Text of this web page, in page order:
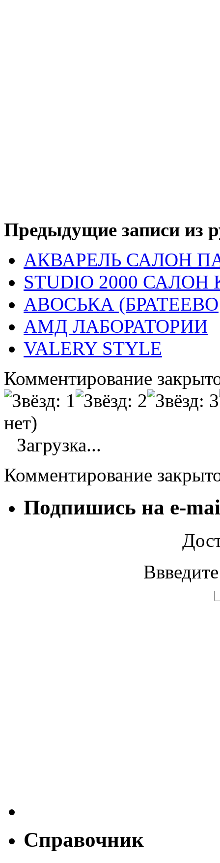
Предыдущие записи из
АКВАРЕЛЬ САЛОН
STUDIO 2000
АВОСЬКА (БРАТЕЕВО
АМД ЛАБОРАТОРИИ
VALERY STYLE
Комментирование
нет)
Загрузка...
Комментирование
Подпишись на e-
Справочник